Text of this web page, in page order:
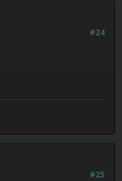
#24
#25